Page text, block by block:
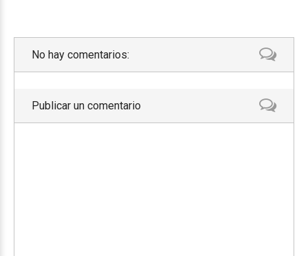
No hay comentarios:
Publicar un comentario